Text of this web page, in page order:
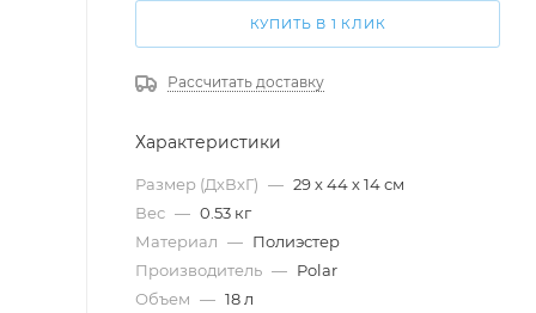
КУПИТЬ В 1 КЛИК
Рассчитать доставку
Характеристики
Размер (ДхВхГ) — 29 х 44 х 14 см
Вес — 0.53 кг
Материал — Полиэстер
Производитель — Polar
Объем — 18 л